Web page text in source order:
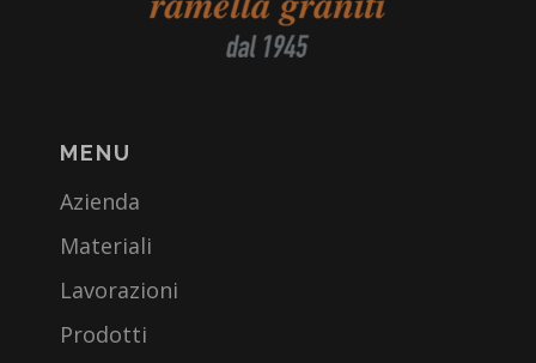
MENU
Azienda
Materiali
Lavorazioni
Prodotti